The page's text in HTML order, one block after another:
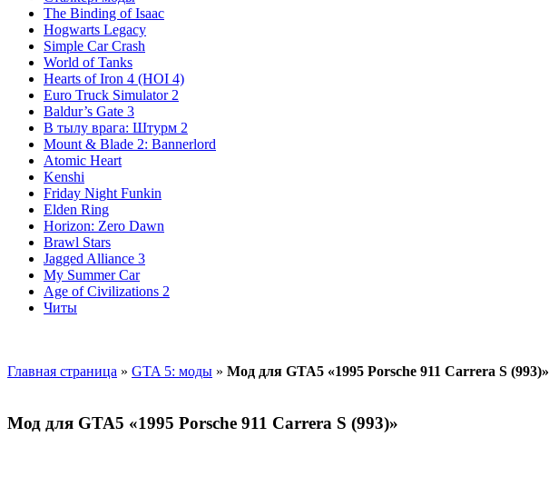
The Binding of Isaac
Hogwarts Legacy
Simple Car Crash
World of Tanks
Hearts of Iron 4 (HOI 4)
Euro Truck Simulator 2
Baldur’s Gate 3
В тылу врага: Штурм 2
Mount & Blade 2: Bannerlord
Atomic Heart
Kenshi
Friday Night Funkin
Elden Ring
Horizon: Zero Dawn
Brawl Stars
Jagged Alliance 3
My Summer Car
Age of Civilizations 2
Читы
Главная страница » GTA 5: моды » Мод для GTA5 «1995 Porsche 911 Carrera S (993)»
Мод для GTA5 «1995 Porsche 911 Carrera S (993)»